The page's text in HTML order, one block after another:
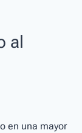
al
en una mayor